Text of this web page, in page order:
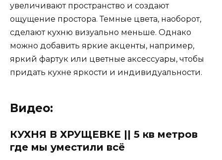
увеличивают пространство и создают
ощущение простора. Темные цвета, наоборот,
сделают кухню визуально меньше. Однако
можно добавить яркие акценты, например,
яркий фартук или цветные аксессуары, чтобы
придать кухне яркости и индивидуальности.
Видео:
КУХНЯ В ХРУЩЕВКЕ || 5 кв метров
где мы уместили всё